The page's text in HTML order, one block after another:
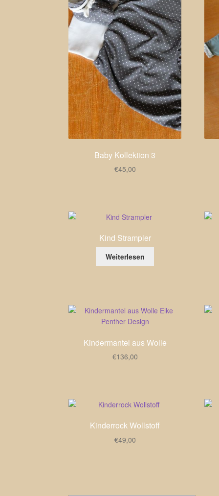
Baby Kollektion 3
€45,00
Kind Strampler
Weiterlesen
Kindermantel aus Wolle
€136,00
Kinderrock Wollstoff
€49,00